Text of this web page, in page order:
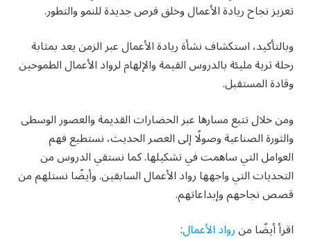
تعزيز نجاح ريادة الأعمال وخلق فرص جديدة للنمو والتطور.
وبالتأكيد، استكشاف نشأة ريادة الأعمال عبر الزمن يعد بمثابة
رحلة ثرية مليئة بالدروس القيمة والإلهام لرواد الأعمال الطموحين
وقادة المستقبل.
ومن خلال تتبع مسارها عبر الحضارات القديمة والعصور الوسطى
والثورة الصناعية وصولًا إلى العصر الحديث، نستطيع فهم
العوامل التي ساهمت في تشكيلها. كما نستقي الدروس من
التحديات التي واجهها رواد الأعمال السابقين. وأيضًا نستلهم من
قصص نجاحهم وإبداعاتهم.
اقرأ أيضًا منرواد الأعمال: